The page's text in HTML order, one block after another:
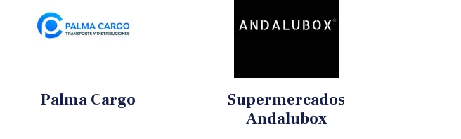
Palma Cargo
Supermercados
Andalubox